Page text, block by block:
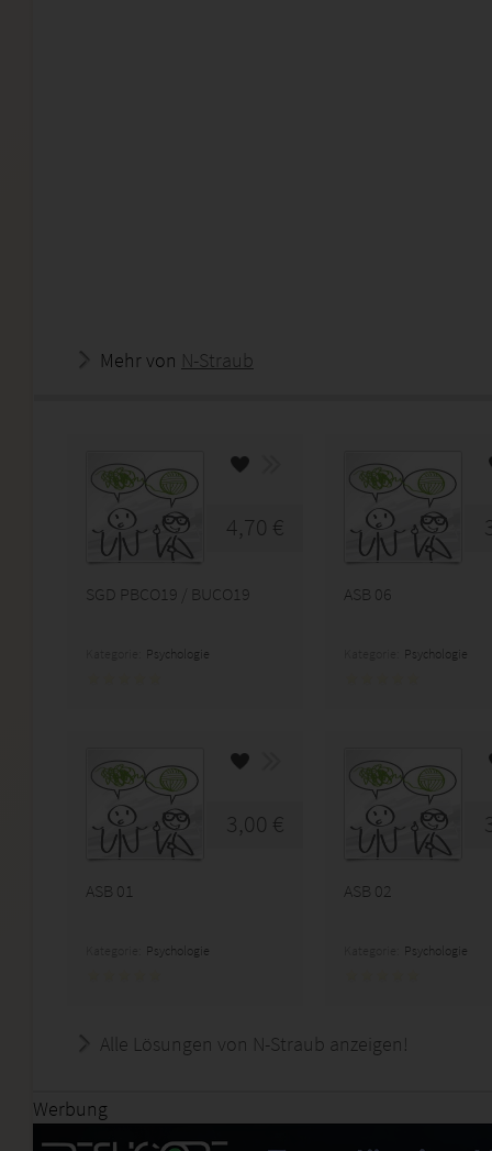
Mehr von N-Straub
4,70 €
SGD PBCO19 / BUCO19
Psychologie
ASB 06
Psychologie
3,00 €
ASB 01
Psychologie
ASB 02
Psychologie
Alle Lösungen von N-Straub anzeigen!
Werbung